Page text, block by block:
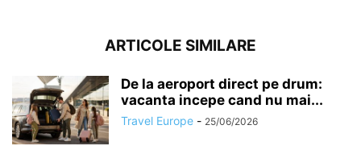
ARTICOLE SIMILARE
De la aeroport direct pe drum:
vacanta incepe cand nu mai...
Travel Europe - 25/06/2026